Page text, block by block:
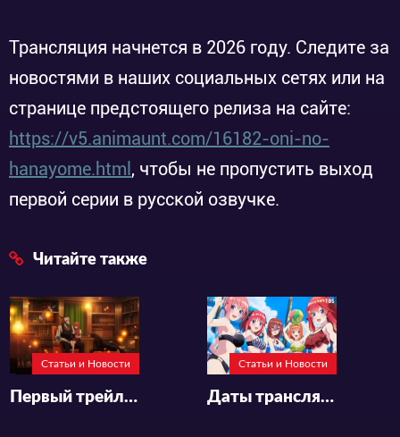
Трансляция начнется в 2026 году. Следите за
новостями в наших социальных сетях или на
странице предстоящего релиза на сайте:
https://v5.animaunt.com/16182-oni-no-
hanayome.html , чтобы не пропустить выход
первой серии в русской озвучке.
Читайте также
Статьи и Новости
Первый трейлер аниме-сериала «Mahoutsukai no Yome Season 2 Part 2»
Статьи и Новости
Даты трансляций спешла «5-toubun no Hanayome∽» по ТВ